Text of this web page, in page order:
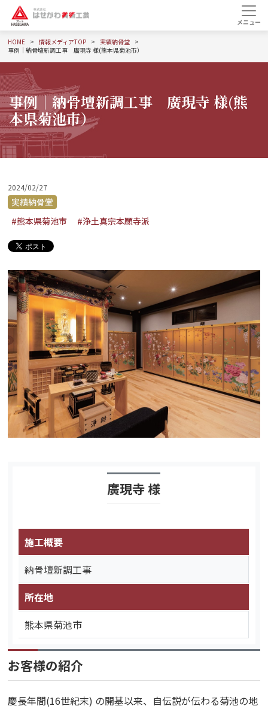
HOME 情報メディアTOP
実績納骨堂
事例｜納骨壇新調工事 廣現寺 様(熊本県菊池市）
事例｜納骨壇新調工事 廣現寺 様(熊
本県菊池市）
2024/02/27
実績納骨堂
#熊本県菊池市
#浄土真宗本願寺派
廣現寺 様
施工概要
納骨壇新調工事
所在地
熊本県菊池市
お客様の紹介
慶長年間(16世紀末) の開基以来、自伝説が伝わる菊池の地